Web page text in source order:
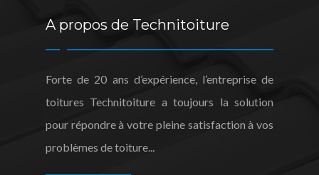
A propos de Technitoiture
Forte de 20 ans d’expérience, l’entreprise de
toitures Technitoiture a toujours la solution
pour répondre à votre pleine satisfaction à vos
problèmes de toiture...